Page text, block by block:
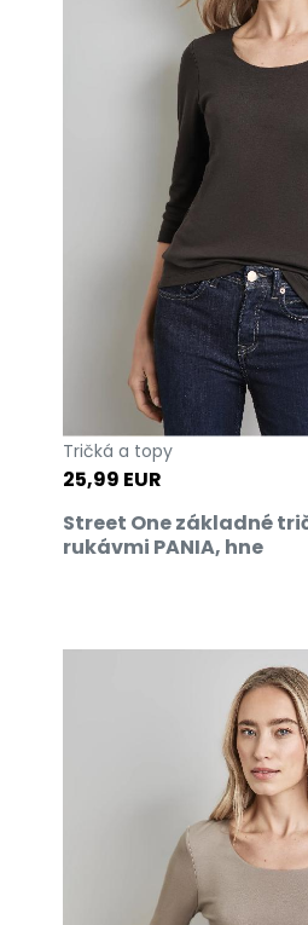
Tričká a topy
25,99 EUR
Street One základné
rukávmi PANIA, hne